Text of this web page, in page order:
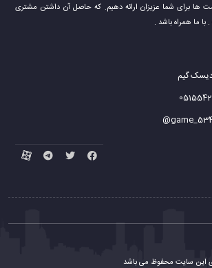
ها برای شما عزیزان ارائه دهیم. که حاصل آن داشتن مشتری
ما همراه باشد .
دیسک گیم
این سایت محفوظ می باشد